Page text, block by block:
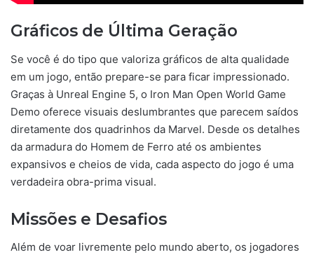
Gráficos de Última Geração
Se você é do tipo que valoriza gráficos de alta qualidade
em um jogo, então prepare-se para ficar impressionado.
Graças à Unreal Engine 5, o Iron Man Open World Game
Demo oferece visuais deslumbrantes que parecem saídos
diretamente dos quadrinhos da Marvel. Desde os detalhes
da armadura do Homem de Ferro até os ambientes
expansivos e cheios de vida, cada aspecto do jogo é uma
verdadeira obra-prima visual.
Missões e Desafios
Além de voar livremente pelo mundo aberto, os jogadores